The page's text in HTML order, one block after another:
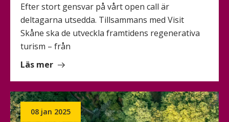
Efter stort gensvar på vårt open call är
deltagarna utsedda. Tillsammans med Visit
Skåne ska de utveckla framtidens regenerativa
turism – från
Läs mer om
i
ReTour
är
08 jan 2025